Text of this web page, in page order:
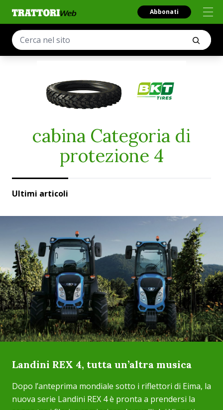
Abbonati
cabina Categoria di
protezione 4
Ultimi articoli
Landini REX 4, tutta un’altra musica
Dopo l’anteprima mondiale sotto i riflettori di Eima, la
nuova serie Landini REX 4 è pronta a prendersi la